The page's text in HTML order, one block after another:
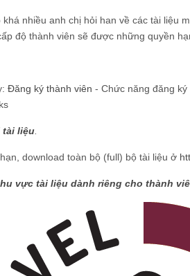
nhiều anh chị hỏi han về các tài
độ thành viên sẽ được những quyền
Đăng ký thành viên - Chức năng đăng
tài liệu
download toàn bộ (full) bộ tài liệu ở
vực tài liệu dành riêng cho thành